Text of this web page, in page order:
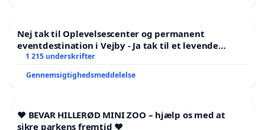
Nej tak til Oplevelsescenter og permanent
eventdestination i Vejby - Ja tak til et levende
lokalområde i balance
1 215 underskrifter
Gennemsigtighedsmeddelelse
❤️ BEVAR HILLERØD MINI ZOO – hjælp os med at
sikre parkens fremtid ❤️